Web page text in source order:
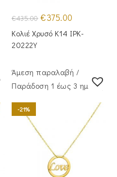
€435.00 Original
price
was:
€435.00.
€375.00
τιμή
είναι:
Κολιέ Χρυσό Κ14 IPK-
20222Y
Άμεση παραλαβή /
Παράδoση 1 έως 3 ημέρες
-21%